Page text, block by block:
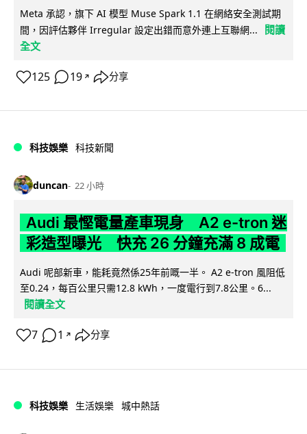
Meta 承認，旗下 AI 模型 Muse Spark 1.1 在網絡安全測試期
間，因評估夥伴 Irregular 設定出錯而意外連上互聯網...
閱讀
全文
125 19 ↗ 分享
科技娛樂 科技新聞
duncan 22 小時
Audi 最慳電量產車現身 A2 e-tron 迷
彩造型曝光 快充 26 分鐘充滿 8 成電
Audi 呢部新車，能耗竟然係25年前嘅一半。 A2 e-tron 風阻低
至0.24，每百公里只需12.8 kWh，一度電行到7.8公里。6...
閱讀全文
7 1 ↗ 分享
科技娛樂 生活娛樂 城中熱話